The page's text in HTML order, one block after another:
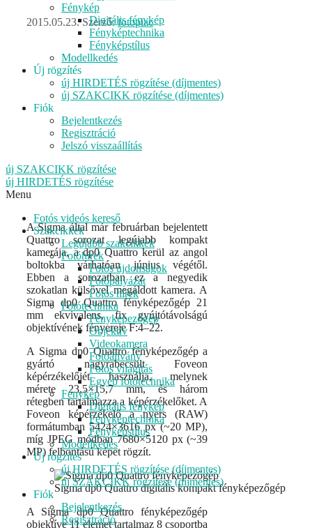
Fénykép
Digitális fénykép
Fényképtechnika
Fényképstílus
Modellkedés
Új rögzítés
új HIRDETÉS rögzítése (díjmentes)
új SZAKCIKK rögzítése (díjmentes)
Fiók
Bejelentkezés
Regisztráció
Jelszó visszaállítás
új SZAKCIKK rögzítése
új HIRDETÉS rögzítése
Menu
Fotós videós kereső
Szakcikkek
Legújabb szakcikkek
Fotóhírek
Fotós újdonságok
Fotópályázat
Fotós hírek
Fotótechnika
Fényképezőgép
Objektív
Videokamera
Fotóállvány
Fotós világítás
Egyéb fotótechnika
Fénykép
Digitális fénykép
Fényképtechnika
Fényképstílus
Modellkedés
Új rögzítés
új HIRDETÉS rögzítése (díjmentes)
új SZAKCIKK rögzítése (díjmentes)
Fiók
Bejelentkezés
Regisztráció
2015.05.23. Szerző:fotopiac
A Sigma által már februárban bejelentett
Quattro sorozat legújabb kompakt
kamerája, a dp0 Quattro kerül az angol
boltokba várhatóan június végétől.
Ebben a sorozatban ez a negyedik
szokatlan külsővel megáldott kamera. A
Sigma dp0 Quattro fényképezőgép 21
mm ekvivalens, fix gyújtótávolságú
objektívének fényereje F:4–22.
A Sigma dp0 Quattro fényképezőgép a
gyártó nagyrabecsült Foveon
képérzékelőjét használja, melynek
mérete 23,5×15,7 mm, és három
rétegben tartalmazza a képérzékelőket. A
Foveon képérzékelő a nyers (RAW)
formátumban 5424×3616 px (~20 MP),
míg JPEG módban 7680×5120 px (~39
MP) felbontású képet rögzít.
Sigma dp0 Quattro digitális kompakt fényképezőgép
A Sigma dp0 Quattro fényképezőgép
objektíve 11 elemet tartalmaz 8 csoportba